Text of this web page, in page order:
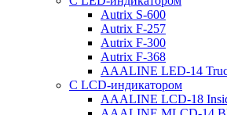
Autrix S-600
Autrix F-257
Autrix F-300
Autrix F-368
AAALINE LED-14
С LCD-индикатором
AAALINE LCD-18